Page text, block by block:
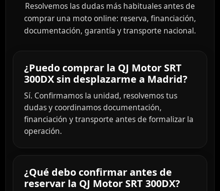
Resolvemos las dudas más habituales antes de
comprar una moto online: reserva, financiación,
documentación, garantía y transporte nacional.
¿Puedo comprar la QJ Motor SRT
300DX sin desplazarme a Madrid?
Sí. Confirmamos la unidad, resolvemos tus
dudas y coordinamos documentación,
financiación y transporte antes de formalizar la
operación.
¿Qué debo confirmar antes de
reservar la QJ Motor SRT 300DX?